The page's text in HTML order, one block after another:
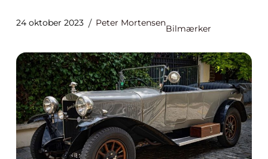
24 oktober 2023 Peter Mortensen
Bilmærker